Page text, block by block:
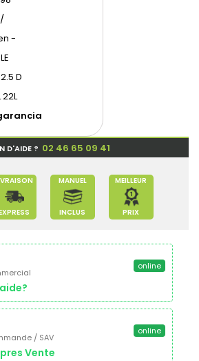
-
2.5 D
22L
D'AIDE ? 02 46 65 09 41
MANUEL
INCLUS
MEILLEUR
PRIX
online
/ SAV
Vente
online